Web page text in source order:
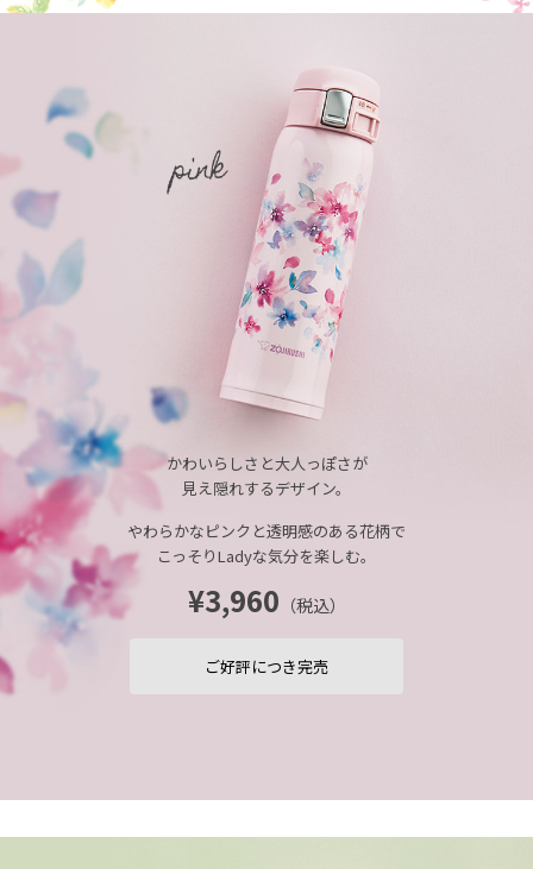
かわいらしさと大人っぽさが
見え隠れするデザイン。
やわらかなピンクと透明感のある花柄で
こっそりLadyな気分を楽しむ。
¥3,960 （税込）
ご好評につき完売